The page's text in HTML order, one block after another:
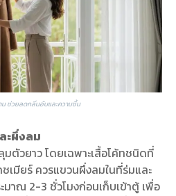
น ช่วยลดกลิ่นอับและความชื้น
ะผึ่งลม
ตัวยาว โดยเฉพาะเสื้อโค้ทชนิดที่
เมียร์ ควรแขวนผึ่งลมในที่ร่มและ
มาณ 2-3 ชั่วโมงก่อนเก็บเข้าตู้ เพื่อ